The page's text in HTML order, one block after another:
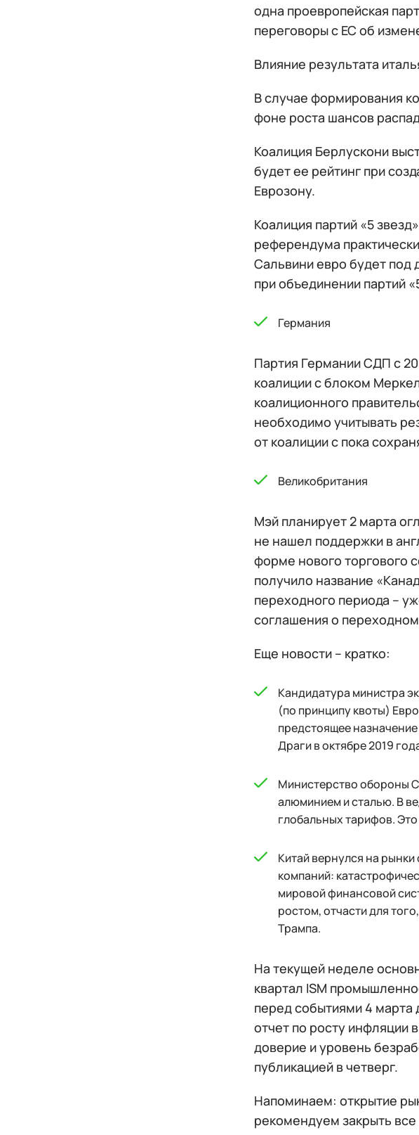
одна проевропейская
переговоры с ЕС об
Влияние результата
В случае формирования
фоне роста шансов
Коалиция Берлускони
будет ее рейтинг при
Еврозону.
Коалиция партий «5
референдума
Сальвини евро будет
при объединении партий
Германия
Партия Германии СДП с
коалиции с блоком
коалиционного
необходимо учитывать
от коалиции с пока
Великобритания
Мэй планирует 2 марта
не нашел поддержки в
форме нового торгового
получило название
переходного периода –
соглашения о
Еще новости – кратко:
Кандидатура министра
(по принципу квоты)
предстоящее
Драги в октябре 2019
Министерство обороны
алюминием и сталью. В
глобальных тарифов.
Китай вернулся на
компаний:
мировой финансовой
ростом, отчасти для
Трампа.
На текущей неделе
квартал ISM
перед событиями 4
отчет по росту инфляции
доверие и уровень
публикацией в четверг.
Напоминаем: открытие
рекомендуем закрыть